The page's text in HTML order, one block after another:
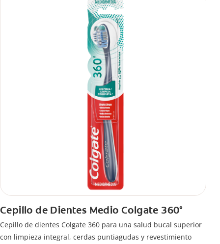
Cepillo de Dientes Medio Colgate 360°
Cepillo de dientes Colgate 360 ​​para una salud bucal superior
con limpieza integral, cerdas puntiagudas y revestimiento